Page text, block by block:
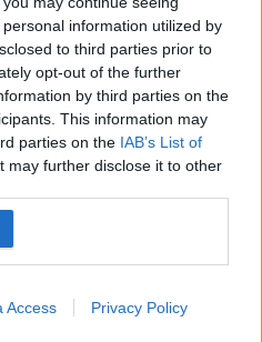
information utilized by
to third parties prior to
opt-out of the further
by third parties on the
This information may
parties on the IAB’s List of
may further disclose it to other
Access Privacy Policy
ISTORIC
de propaganda